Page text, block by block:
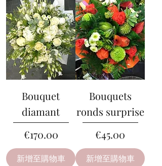
Bouquet
diamant
價格
€170.00
新增至購物車
Bouquets
ronds surprise
價格
€45.00
新增至購物車